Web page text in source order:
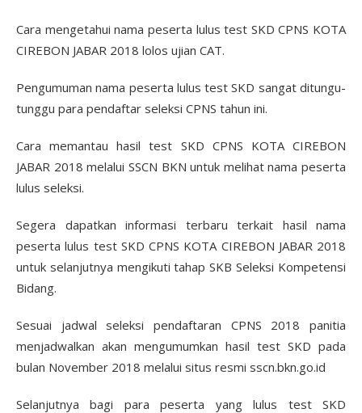
Cara mengetahui nama peserta lulus test SKD CPNS KOTA
CIREBON JABAR 2018 lolos ujian CAT.
Pengumuman nama peserta lulus test SKD sangat ditungu-
tunggu para pendaftar seleksi CPNS tahun ini.
Cara memantau hasil test SKD CPNS KOTA CIREBON
JABAR 2018 melalui SSCN BKN untuk melihat nama peserta
lulus seleksi.
Segera dapatkan informasi terbaru terkait hasil nama
peserta lulus test SKD CPNS KOTA CIREBON JABAR 2018
untuk selanjutnya mengikuti tahap SKB Seleksi Kompetensi
Bidang.
Sesuai jadwal seleksi pendaftaran CPNS 2018 panitia
menjadwalkan akan mengumumkan hasil test SKD pada
bulan November 2018 melalui situs resmi sscn.bkn.go.id
Selanjutnya bagi para peserta yang lulus test SKD